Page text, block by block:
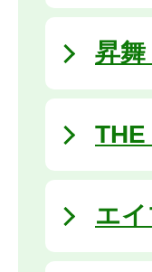
昇舞
エ